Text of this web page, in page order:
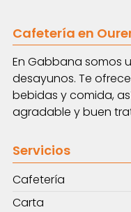
Cafetería en
En Gabbana somos
desayunos. Te
bebidas y comida,
agradable y buen
Servicios
Cafetería
Carta